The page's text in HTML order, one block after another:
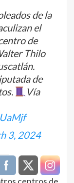
de la
el
de
Thilo
de
Vía
3, 2024